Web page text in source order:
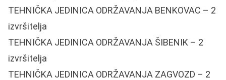
TEHNIČKA JEDINICA ODRŽAVANJA BENKOVAC – 2
izvršitelja
TEHNIČKA JEDINICA ODRŽAVANJA ŠIBENIK – 2
izvršitelja
TEHNIČKA JEDINICA ODRŽAVANJA ZAGVOZD – 2